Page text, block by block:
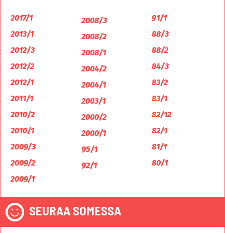
2017/1
2013/1
2012/3
2012/2
2012/1
2011/1
2010/2
2010/1
2009/3
2009/2
2009/1
2008/3
2008/2
2008/1
2004/2
2004/1
2003/1
2000/2
2000/1
95/1
92/1
91/1
88/3
88/2
84/3
83/2
83/1
82/12
82/1
81/1
80/1
SEURAA SOMESSA